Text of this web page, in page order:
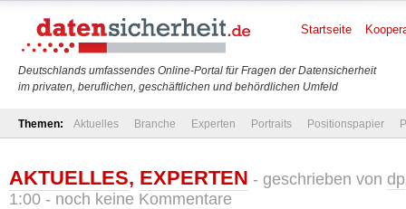
Deutschlands umfassendes Online-Portal für Fragen der Datensicherheit
im privaten, beruflichen, geschäftlichen und behördlichen Umfeld
Startseite
Themen: Aktuelles Branche Experten Portraits Positionspapier
AKTUELLES, EXPERTEN - geschrieben von dp
1:00 - noch keine Kommentare